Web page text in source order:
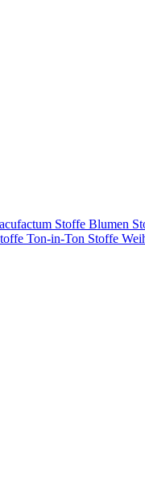
Stoffe Blumen
Ton-in-Ton Stoffe